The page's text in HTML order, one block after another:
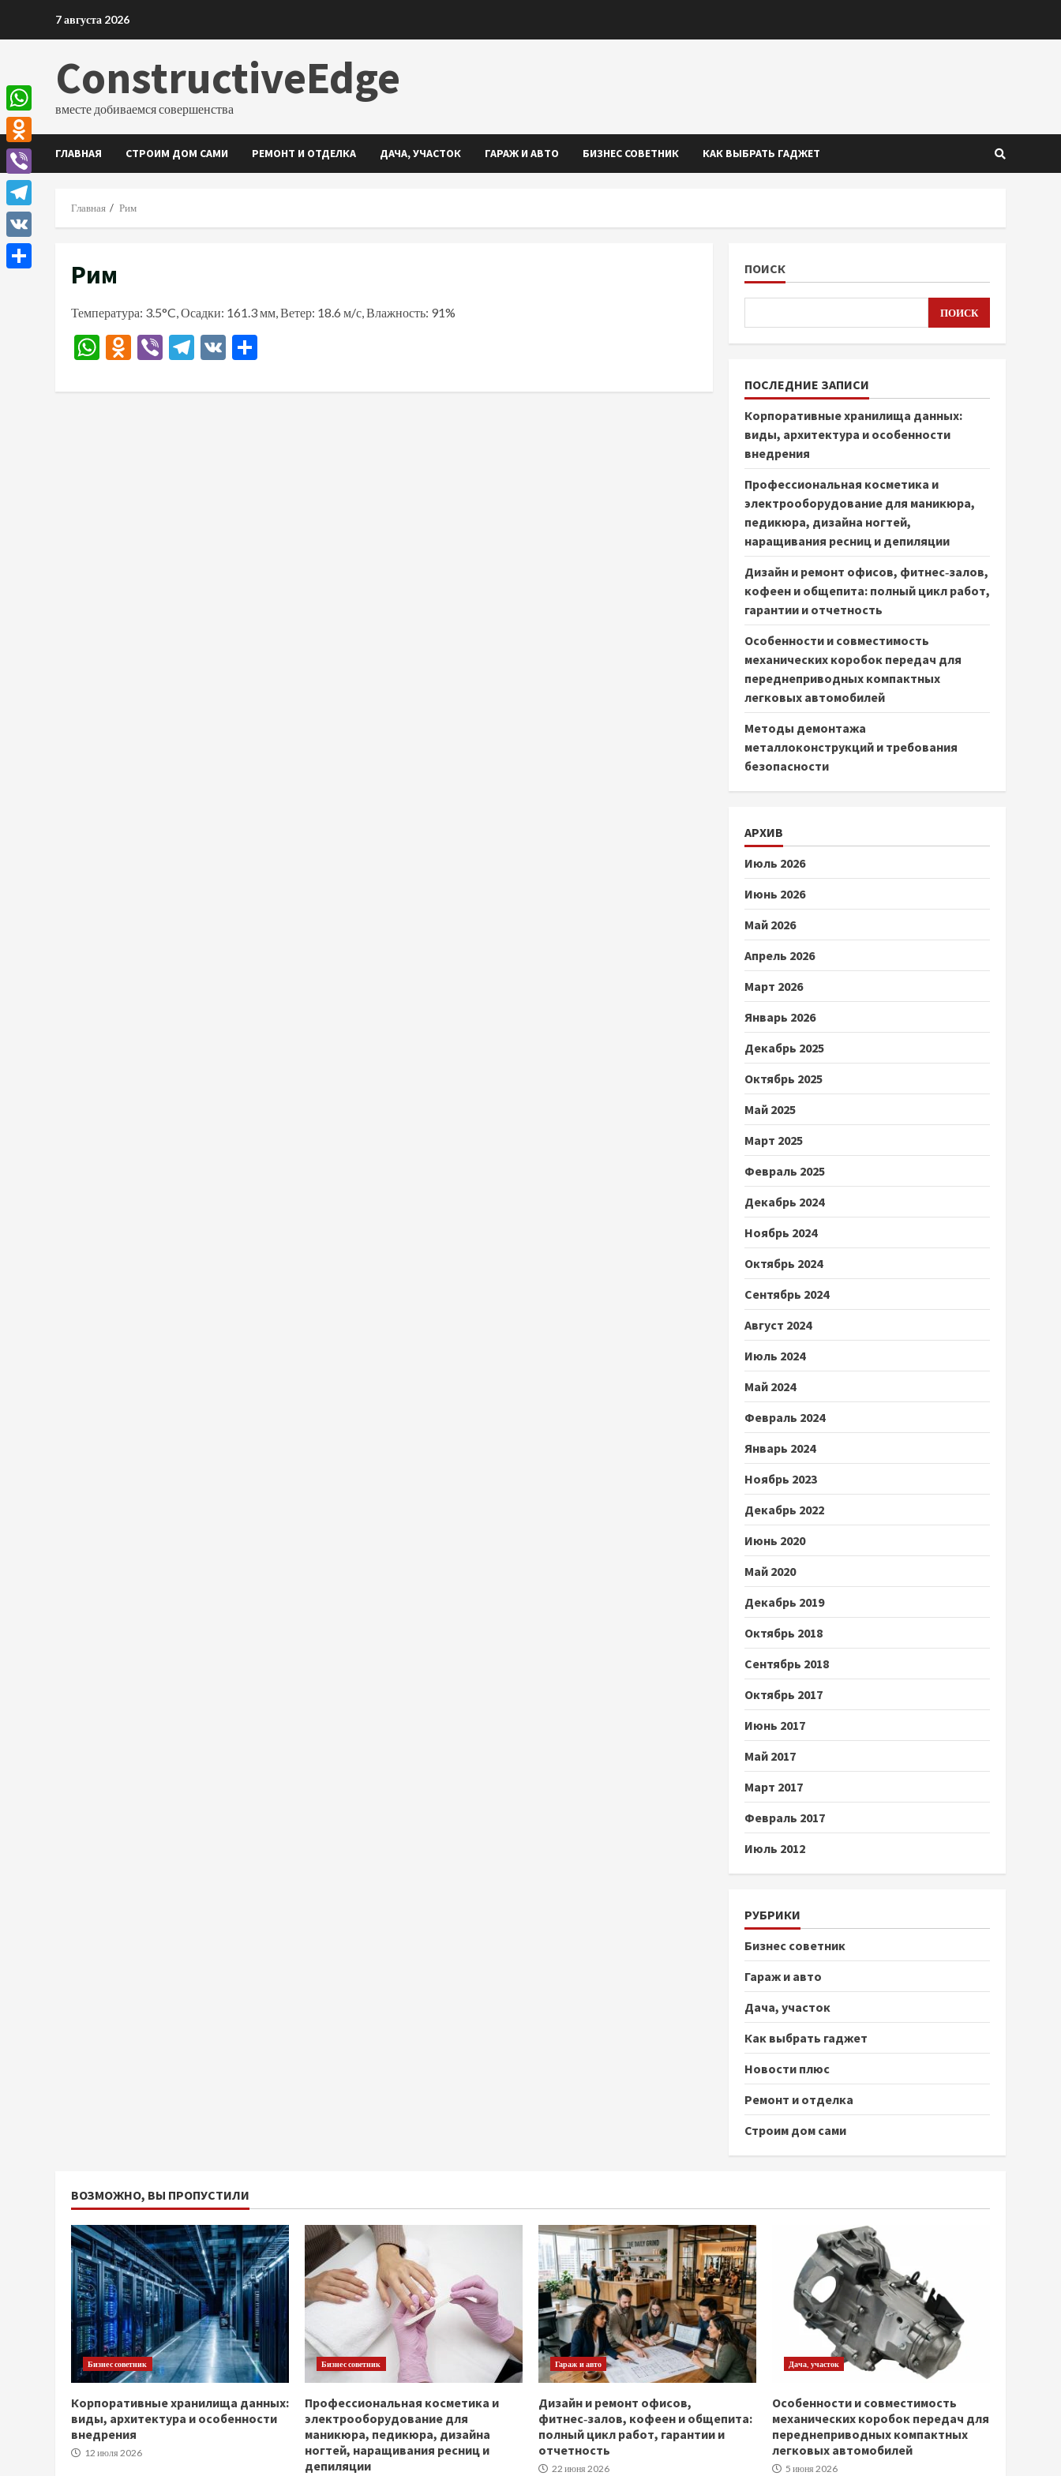
7 августа 2026
ConstructiveEdge
вместе добиваемся совершенства
ГЛАВНАЯ СТРОИМ ДОМ САМИ РЕМОНТ И ОТДЕЛКА ДАЧА, УЧАСТОК ГАРАЖ И АВТО БИЗНЕС СОВЕТНИК КАК ВЫБРАТЬ ГАДЖЕТ
Главная Рим
Рим
Температура: 3.5°C, Осадки: 161.3 мм, Ветер: 18.6 м/с, Влажность: 91%
WhatsApp
Odnoklassniki
ViberTelegram
VK
ПОИСК
ПОИСК
ПОСЛЕДНИЕ ЗАПИСИ
Корпоративные хранилища данных:
виды, архитектура и особенности
внедрения
Профессиональная косметика и
электрооборудование для маникюра,
педикюра, дизайна ногтей,
наращивания ресниц и депиляции
Дизайн и ремонт офисов, фитнес‑залов,
кофеен и общепита: полный цикл работ,
гарантии и отчетность
Особенности и совместимость
механических коробок передач для
переднеприводных компактных
легковых автомобилей
Методы демонтажа
металлоконструкций и требования
безопасности
АРХИВ
Июль 2026
Июнь 2026
Май 2026
Апрель 2026
Март 2026
Январь 2026
Декабрь 2025
Октябрь 2025
Май 2025
Март 2025
Февраль 2025
Декабрь 2024
Ноябрь 2024
Октябрь 2024
Сентябрь 2024
Август 2024
Июль 2024
Май 2024
Февраль 2024
Январь 2024
Ноябрь 2023
Декабрь 2022
Июнь 2020
Май 2020
Декабрь 2019
Октябрь 2018
Сентябрь 2018
Октябрь 2017
Июнь 2017
Май 2017
Март 2017
Февраль 2017
Июль 2012
РУБРИКИ
Бизнес советник
Гараж и авто
Дача, участок
Как выбрать гаджет
Новости плюс
Ремонт и отделка
Строим дом сами
ВОЗМОЖНО, ВЫ ПРОПУСТИЛИ
Бизнес советник
Корпоративные хранилища данных:
виды, архитектура и особенности
внедрения
12 июля 2026
Бизнес советник
Профессиональная косметика и
электрооборудование для
маникюра, педикюра, дизайна
ногтей, наращивания ресниц и
депиляции
Гараж и авто
Дизайн и ремонт офисов,
фитнес‑залов, кофеен и общепита:
полный цикл работ, гарантии и
отчетность
22 июня 2026
Дача, участок
Особенности и совместимость
механических коробок передач для
переднеприводных компактных
легковых автомобилей
5 июня 2026
WhatsApp
Odnoklassniki
Viber
Telegram
VK